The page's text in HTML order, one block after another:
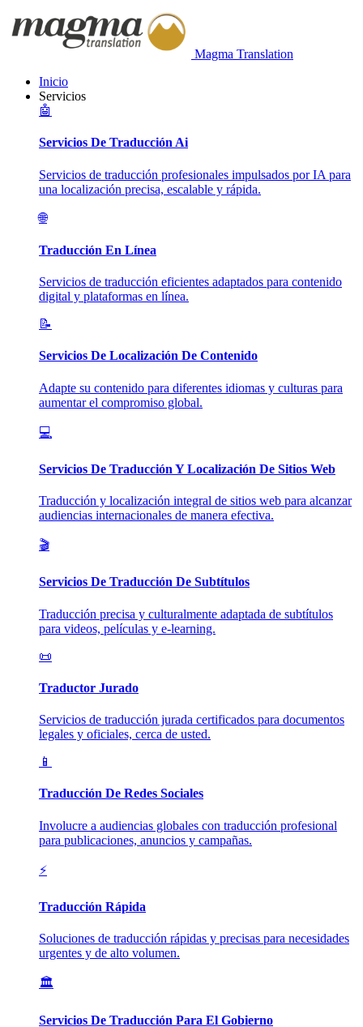
Magma Translation
Inicio
Servicios
🤖
Servicios De Traducción Ai
Servicios de traducción profesionales impulsados por IA para
una localización precisa, escalable y rápida.
🌐
Traducción En Línea
Servicios de traducción eficientes adaptados para contenido
digital y plataformas en línea.
📝
Servicios De Localización De Contenido
Adapte su contenido para diferentes idiomas y culturas para
aumentar el compromiso global.
💻
Servicios De Traducción Y Localización De Sitios Web
Traducción y localización integral de sitios web para alcanzar
audiencias internacionales de manera efectiva.
🎬
Servicios De Traducción De Subtítulos
Traducción precisa y culturalmente adaptada de subtítulos
para videos, películas y e-learning.
📜
Traductor Jurado
Servicios de traducción jurada certificados para documentos
legales y oficiales, cerca de usted.
📱
Traducción De Redes Sociales
Involucre a audiencias globales con traducción profesional
para publicaciones, anuncios y campañas.
⚡
Traducción Rápida
Soluciones de traducción rápidas y precisas para necesidades
urgentes y de alto volumen.
🏛️
Servicios De Traducción Para El Gobierno